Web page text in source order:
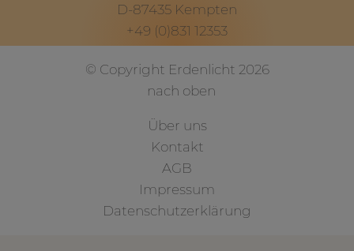
D-87435 Kempten
+49 (0)831 12353
© Copyright Erdenlicht 2026
nach oben
Über uns
Kontakt
AGB
Impressum
Datenschutzerklärung